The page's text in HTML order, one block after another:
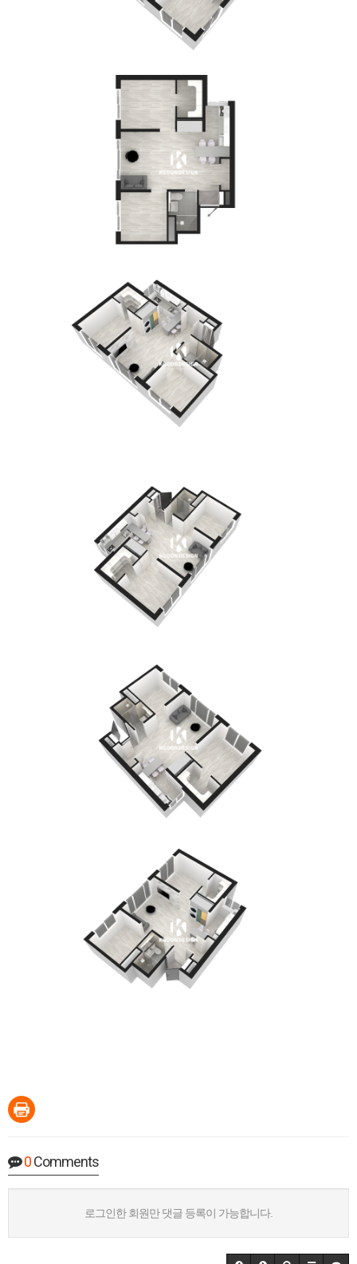
0Comments
로그인한 회원만 댓글 등록이 가능합니다.